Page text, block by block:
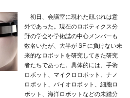
初日、会議室に現れた顔ぶれは意
外であった。現在のロボティクス分
野の学会や学術誌の中心メンバーも
数名いたが、大半が SF に負けない未
来的なロボットを研究してきた研究
者たちであった。具体的には、手術
ロボット、マイクロロボット、ナノ
ロボット、バイオロボット、細胞ロ
ボット、海洋ロボットなどの未踏分